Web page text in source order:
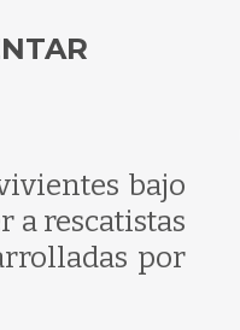
bajo
a rescatistas
por